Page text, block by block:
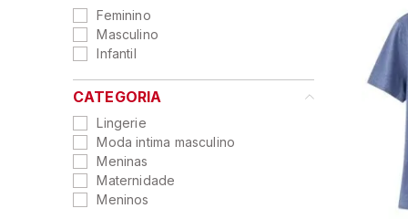
Feminino
Masculino
Infantil
CATEGORIA
Lingerie
Moda intima masculino
Meninas
Maternidade
Meninos